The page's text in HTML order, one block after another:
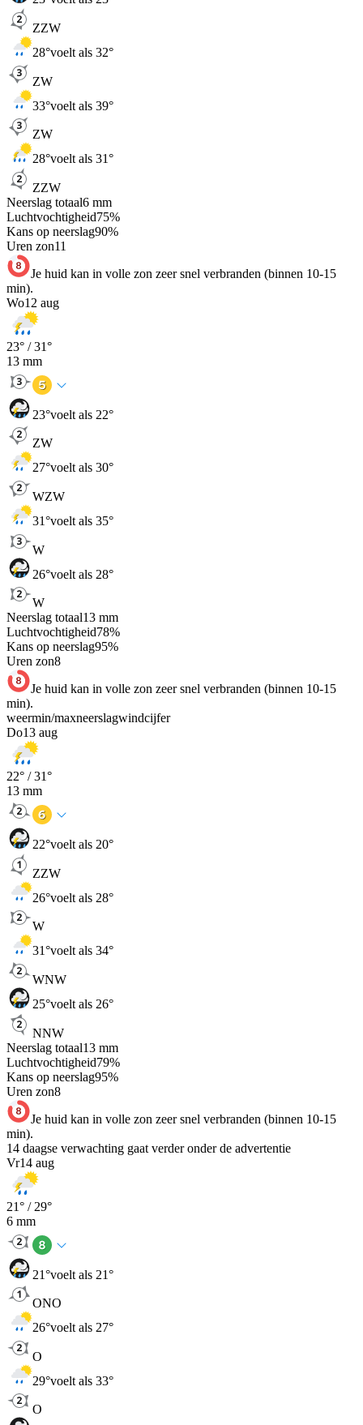
ZZW
28°voelt als 32°
ZW
33°voelt als 39°
ZW
28°voelt als 31°
ZZW
Neerslag totaal6 mm
Luchtvochtigheid75%
Kans op neerslag90%
Uren zon11
Je huid kan in volle zon zeer snel verbranden (binnen 10-15
min).
Wo12 aug
23° /31°
13 mm
23°voelt als 22°
ZW
27°voelt als 30°
WZW
31°voelt als 35°
W
26°voelt als 28°
W
Neerslag totaal13 mm
Luchtvochtigheid78%
Kans op neerslag95%
Uren zon8
Je huid kan in volle zon zeer snel verbranden (binnen 10-15
min).
weermin/maxneerslagwindcijfer
Do13 aug
22° /31°
13 mm
22°voelt als 20°
ZZW
26°voelt als 28°
W
31°voelt als 34°
WNW
25°voelt als 26°
NNW
Neerslag totaal13 mm
Luchtvochtigheid79%
Kans op neerslag95%
Uren zon8
Je huid kan in volle zon zeer snel verbranden (binnen 10-15
min).
14 daagse verwachting gaat verder onder de advertentie
Vr14 aug
21° / 29°
6 mm
21°voelt als 21°
ONO
26°voelt als 27°
O
29°voelt als 33°
O